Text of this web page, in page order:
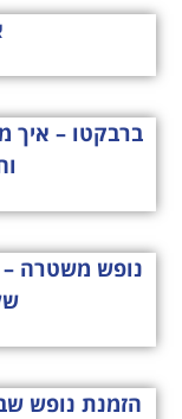
ברבקטו – איך
נופש משטרה
הזמנת נופש